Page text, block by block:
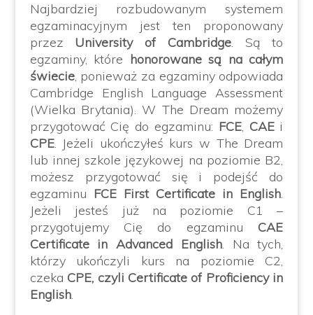
Najbardziej rozbudowanym systemem
egzaminacyjnym jest ten proponowany
przez University of Cambridge. Są to
egzaminy, które honorowane są na całym
świecie, ponieważ za egzaminy odpowiada
Cambridge English Language Assessment
(Wielka Brytania). W The Dream możemy
przygotować Cię do egzaminu: FCE, CAEi
CPE. Jeżeli ukończyłeś kurs w The Dream
lub innej szkole językowej na poziomie B2,
możesz przygotować się i podejść do
egzaminu FCE First Certificate in English.
Jeżeli jesteś już na poziomie C1 –
przygotujemy Cię do egzaminu CAE
Certificate in Advanced English. Na tych,
którzy ukończyli kurs na poziomie C2,
czeka CPE, czyli Certificate of Proficiency in
English.